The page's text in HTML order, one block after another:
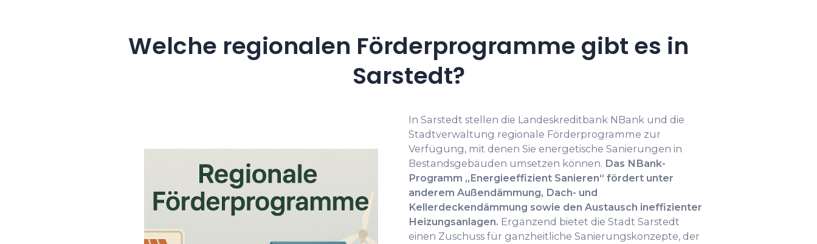
Welche regionalen Förderprogramme gibt es in
Sarstedt?
In Sarstedt stellen die Landeskreditbank NBank und die
Stadtverwaltung regionale Förderprogramme zur
Verfügung, mit denen Sie energetische Sanierungen in
Bestandsgebäuden umsetzen können. Das NBank-
Programm „Energieeffizient Sanieren“ fördert unter
anderem Außendämmung, Dach- und
Kellerdeckendämmung sowie den Austausch ineffizienter
Heizungsanlagen. Ergänzend bietet die Stadt Sarstedt
einen Zuschuss für ganzheitliche Sanierungskonzepte, der